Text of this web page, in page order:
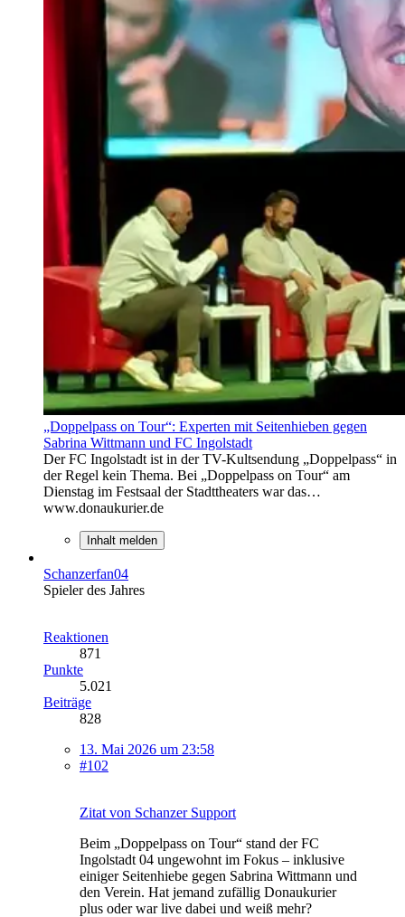
„Doppelpass on Tour“: Experten mit Seitenhieben gegen
Sabrina Wittmann und FC Ingolstadt
Der FC Ingolstadt ist in der TV-Kultsendung „Doppelpass“ in
der Regel kein Thema. Bei „Doppelpass on Tour“ am
Dienstag im Festsaal der Stadttheaters war das…
www.donaukurier.de
Inhalt melden
Schanzerfan04
Spieler des Jahres
Reaktionen
871
Punkte
5.021
Beiträge
828
13. Mai 2026 um 23:58
#102
Zitat von Schanzer Support
Beim „Doppelpass on Tour“ stand der FC
Ingolstadt 04 ungewohnt im Fokus – inklusive
einiger Seitenhiebe gegen Sabrina Wittmann und
den Verein. Hat jemand zufällig Donaukurier
plus oder war live dabei und weiß mehr?